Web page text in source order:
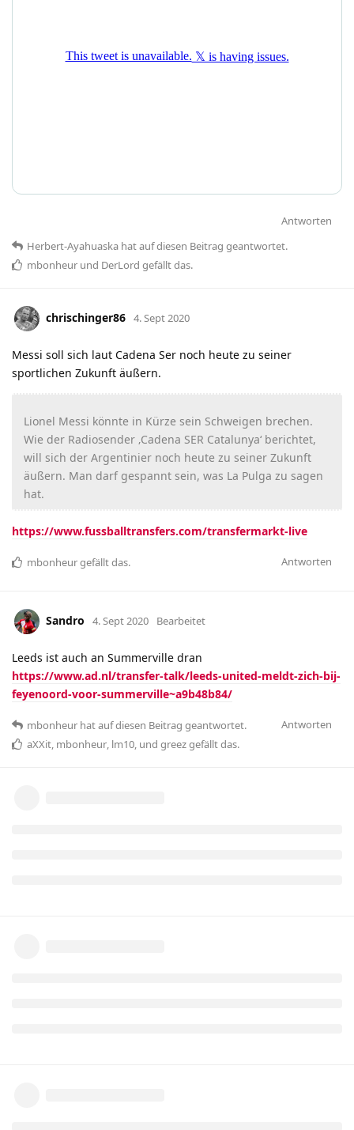
Antworten
Herbert-Ayahuaska hatauf diesen Beitrag geantwortet.
mbonheur und DerLord gefällt das.
chrischinger86 4. Sept 2020
Messi soll sich laut Cadena Ser noch heute zu seiner
sportlichen Zukunft äußern.
Lionel Messi könnte in Kürze sein Schweigen brechen.
Wie der Radiosender ‚Cadena SER Catalunya‘ berichtet,
will sich der Argentinier noch heute zu seiner Zukunft
äußern. Man darf gespannt sein, was La Pulga zu sagen
hat.
https://www.fussballtransfers.com/transfermarkt-live
Antworten
mbonheurgefällt das.
Sandro 4. Sept 2020 Bearbeitet
Leeds ist auch an Summerville dran
https://www.ad.nl/transfer-talk/leeds-united-meldt-zich-bij-
feyenoord-voor-summerville~a9b48b84/
Antworten
mbonheur hatauf diesen Beitrag geantwortet.
aXXit, mbonheur, lm10, und greezgefällt das.